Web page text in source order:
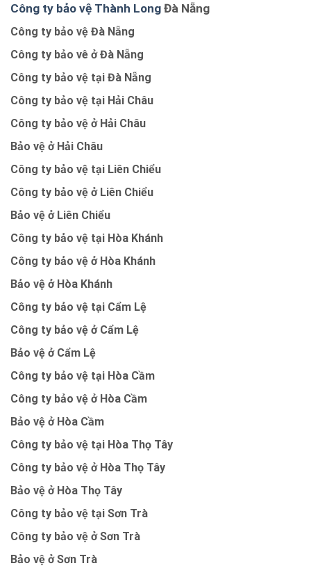
Công ty bảo vệ Thành Long Đà Nẵng
Công ty bảo vệ Đà Nẵng
Công ty bảo vê ở Đà Nẵng
Công ty bảo vệ tại Đà Nẵng
Công ty bảo vệ tại Hải Châu
Công ty bảo vệ ở Hải Châu
Bảo vệ ở Hải Châu
Công ty bảo vệ tại Liên Chiểu
Công ty bảo vệ ở Liên Chiểu
Bảo vệ ở Liên Chiểu
Công ty bảo vệ tại Hòa Khánh
Công ty bảo vệ ở Hòa Khánh
Bảo vệ ở Hòa Khánh
Công ty bảo vệ tại Cẩm Lệ
Công ty bảo vệ ở Cẩm Lệ
Bảo vệ ở Cẩm Lệ
Công ty bảo vệ tại Hòa Cầm
Công ty bảo vệ ở Hòa Cầm
Bảo vệ ở Hòa Cầm
Công ty bảo vệ tại Hòa Thọ Tây
Công ty bảo vệ ở Hòa Thọ Tây
Bảo vệ ở Hòa Thọ Tây
Công ty bảo vệ tại Sơn Trà
Công ty bảo vệ ở Sơn Trà
Bảo vệ ở Sơn Trà